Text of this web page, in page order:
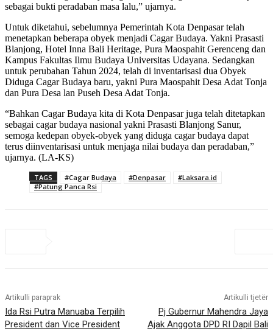
sebagai bukti peradaban masa lalu,” ujarnya.
Untuk diketahui, sebelumnya Pemerintah Kota Denpasar telah
menetapkan beberapa obyek menjadi Cagar Budaya. Yakni Prasasti
Blanjong, Hotel Inna Bali Heritage, Pura Maospahit Gerenceng dan
Kampus Fakultas Ilmu Budaya Universitas Udayana. Sedangkan
untuk perubahan Tahun 2024, telah di inventarisasi dua Obyek
Diduga Cagar Budaya baru, yakni Pura Maospahit Desa Adat Tonja
dan Pura Desa lan Puseh Desa Adat Tonja.
“Bahkan Cagar Budaya kita di Kota Denpasar juga telah ditetapkan
sebagai cagar budaya nasional yakni Prasasti Blanjong Sanur,
semoga kedepan obyek-obyek yang diduga cagar budaya dapat
terus diinventarisasi untuk menjaga nilai budaya dan peradaban,”
ujarnya. (LA-KS)
TAGS #Cagar Budaya #Denpasar
#Laksara.id
#Patung Panca Rsi
Artikulli paraprak
Ida Rsi Putra Manuaba Terpilih
President dan Vice President
Artikulli tjetër
Pj Gubernur Mahendra Jaya
Ajak Anggota DPD RI Dapil Bali